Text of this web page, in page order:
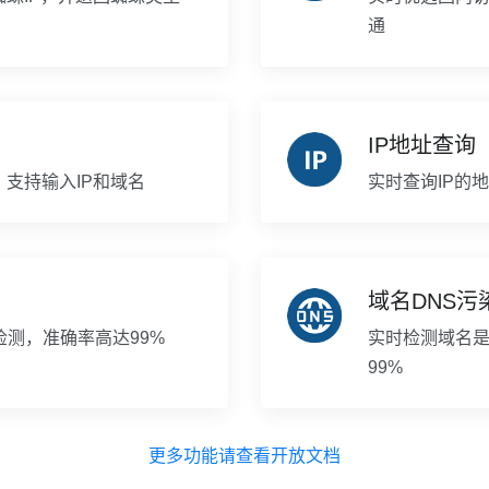
通
持输入IP和域名
IP地址查询
实时查询IP的
测，准确率高达99%
域名DNS污
实时检测域名
99%
更多功能请查看开放文档